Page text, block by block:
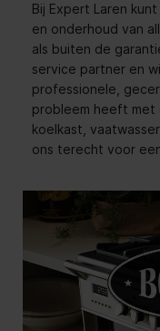
Bij Expert Laren
en onderhoud van
als buiten de
service partner en
professionele,
probleem heeft met
koelkast,
ons terecht voor